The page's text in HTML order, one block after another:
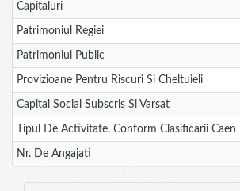
Capitaluri
Patrimoniul Regiei
Patrimoniul Public
Provizioane Pentru Riscuri Si Cheltuieli
Capital Social Subscris Si Varsat
Tipul De Activitate, Conform Clasificarii Caen
Nr. De Angajati